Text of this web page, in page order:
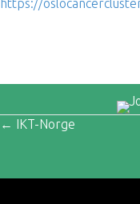
https://
Posts
← IKT-Norge